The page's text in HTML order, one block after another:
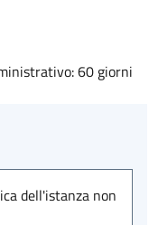
60 giorni
dell'istanza non